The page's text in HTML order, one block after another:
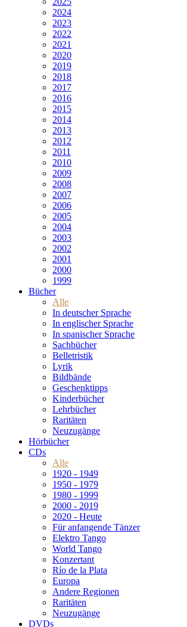
2024
2023
2022
2021
2020
2019
2018
2017
2016
2015
2014
2013
2012
2011
2010
2009
2008
2007
2006
2005
2004
2003
2002
2001
2000
1999
Bücher
Alle
In deutscher Sprache
In englischer Sprache
In spanischer Sprache
Sachbücher
Belletristik
Lyrik
Bildbände
Geschenktipps
Kinderbücher
Lehrbücher
Raritäten
Neuzugänge
Hörbücher
CDs
Alle
1920 - 1949
1950 - 1979
1980 - 1999
2000 - 2019
2020 - Heute
Für anfangende Tänzer
Elektro Tango
World Tango
Konzertant
Río de la Plata
Europa
Andere Regionen
Raritäten
Neuzugänge
DVDs